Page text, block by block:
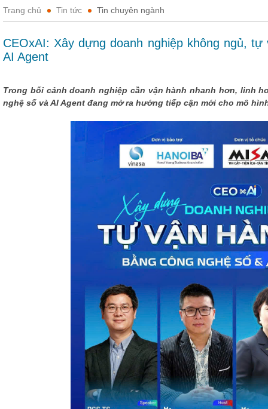
Trang chủ Tin tức Tin chuyên ngành
CEOxAI: Xây dựng doanh nghiệp không ngủ,
AI Agent
Trong bối cảnh doanh nghiệp cần vận hành nhanh hơn, linh
nghệ số và AI Agent đang mở ra hướng tiếp cận mới cho mô